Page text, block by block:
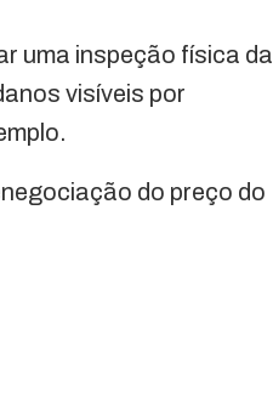
uma inspeção física da
visíveis por
do preço do